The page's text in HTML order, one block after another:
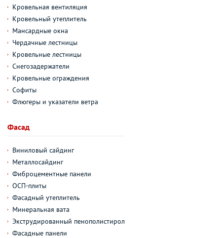
Кровельная вентиляция
Кровельный утеплитель
Мансардные окна
Чердачные лестницы
Кровельные лестницы
Снегозадержатели
Кровельные ограждения
Софиты
Флюгеры и указатели ветра
Фасад
Виниловый сайдинг
Металлосайдинг
Фиброцементные панели
ОСП-плиты
Фасадный утеплитель
Минеральная вата
Экструдированный пенополистирол
Фасадные панели